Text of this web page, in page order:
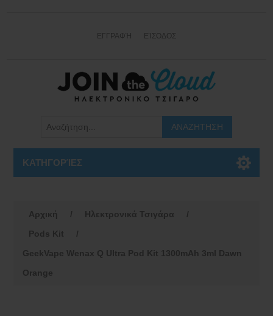
ΕΓΓΡΑΦΉ ΕΊΣΟΔΟΣ
ΚΑΤΗΓΟΡΊΕΣ
Αρχική / Ηλεκτρονικά Τσιγάρα
/
Pods Kit
/
GeekVape Wenax Q Ultra Pod Kit 1300mAh 3ml Dawn
Orange